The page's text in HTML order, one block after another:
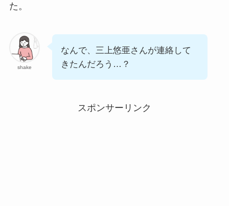
た。
shake
なんで、三上悠亜さんが連絡して
きたんだろう…？
スポンサーリンク